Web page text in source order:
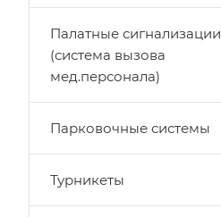
Палатные сигнализации
(система вызова
мед.персонала)
Парковочные системы
Турникеты